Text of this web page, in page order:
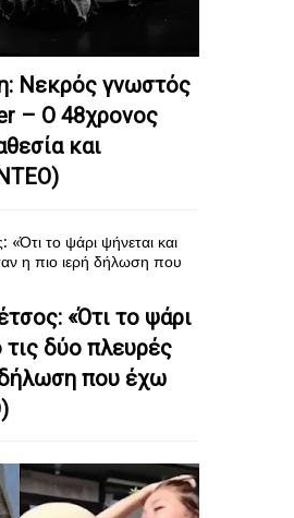
Nεκρός γνωστός
– Ο 48χρονος
και
«Ότι το ψάρι
τις δύο πλευρές
δήλωση που έχω